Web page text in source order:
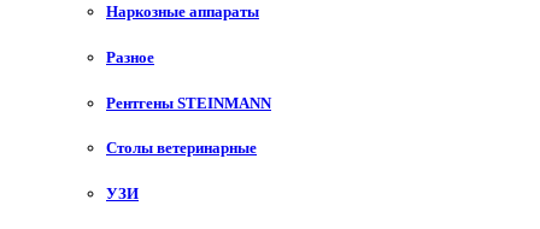
Наркозные аппараты
Разное
Рентгены STEINMANN
Столы ветеринарные
УЗИ